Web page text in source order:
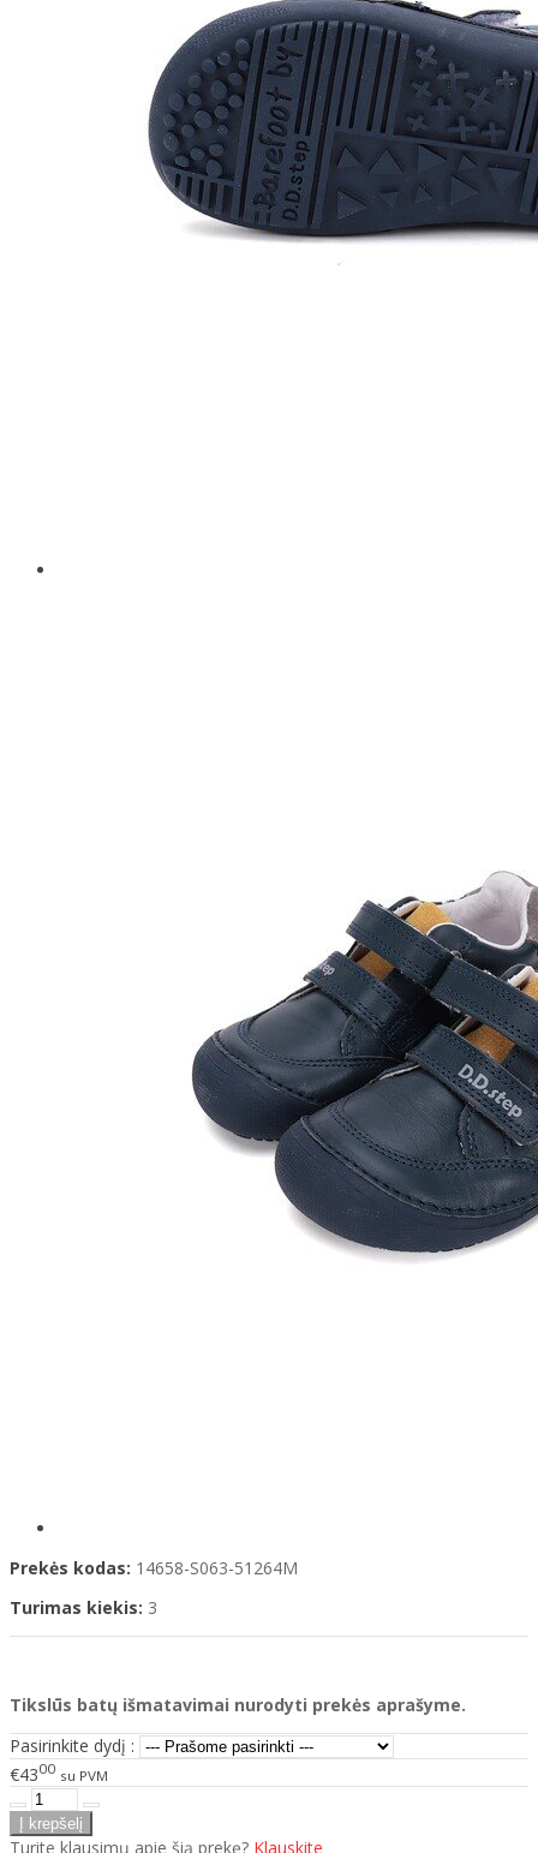
Prekės kodas: 14658-S063-51264M
Turimas kiekis: 3
Tikslūs batų išmatavimai nurodyti prekės aprašyme.
Pasirinkite dydį :
€4300 su PVM
Turite klausimų apie šią prekę? Klauskite